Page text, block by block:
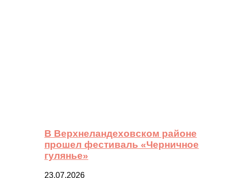
В Верхнеландеховском районе
прошел фестиваль «Черничное
гулянье»
23.07.2026